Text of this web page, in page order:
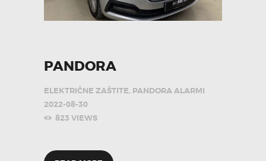
PANDORA
ELEKTRIČNE ZAŠTITE, PANDORA ALARMI
2022-08-30
823 VIEWS